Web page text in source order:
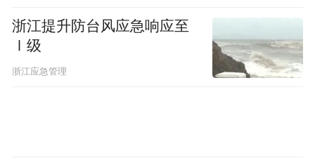
振东强调，与会人员要切实用好学术交流平
台，密切团队合作，学以致用、深耕临床，
共同提升区域生命终末期照护整体水平。
浙江提升防台风应急响应至
Ⅰ级
浙江应急管理